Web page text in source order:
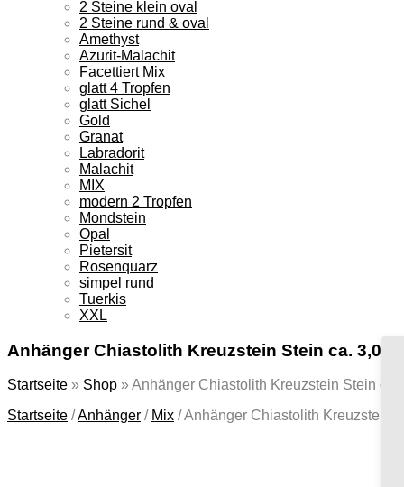
2 Steine klein oval
2 Steine rund & oval
Amethyst
Azurit-Malachit
Facettiert Mix
glatt 4 Tropfen
glatt Sichel
Gold
Granat
Labradorit
Malachit
MIX
modern 2 Tropfen
Mondstein
Opal
Pietersit
Rosenquarz
simpel rund
Tuerkis
XXL
Anhänger Chiastolith Kreuzstein Stein ca. 3,0cm
Startseite » Shop »Anhänger Chiastolith Kreuzstein Stein ca.
Startseite /Anhänger / Mix /Anhänger Chiastolith Kreuzstein